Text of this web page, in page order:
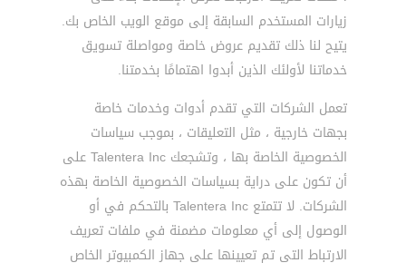
زيارات المستخدم السابقة إلى موقع الويب الخاص بك.
يتيح لنا ذلك تقديم عروض خاصة ومواصلة تسويق
خدماتنا لأولئك الذين أبدوا اهتمامًا بخدمتنا.
تعمل الشركات التي تقدم أدوات وخدمات خاصة
بجهات خارجية ، مثل التعليقات ، بموجب سياسات
الخصوصية الخاصة بها ، وتشجعك Talentera Inc على
أن تكون على دراية بسياسات الخصوصية الخاصة بهذه
الشركات. لا تتمتع Talentera Inc بالتحكم في أو
الوصول إلى أي معلومات مضمنة في ملفات تعريف
الارتباط التي تم تعيينها على جهاز الكمبيوتر الخاص